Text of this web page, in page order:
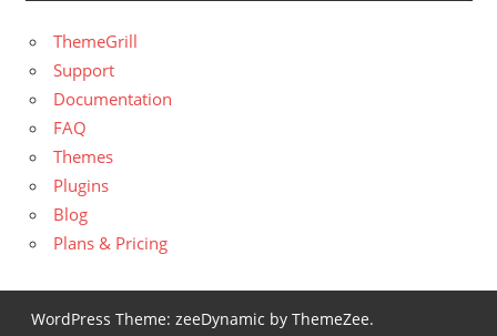
ThemeGrill
Support
Documentation
FAQ
Themes
Plugins
Blog
Plans & Pricing
WordPress Theme: zeeDynamic by ThemeZee.